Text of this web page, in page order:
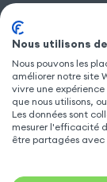
Nous utilisons
Nous pouvons les
améliorer notre site
vivre une
que nous utilisons,
Les données sont
mesurer l'efficacité
être partagées avec